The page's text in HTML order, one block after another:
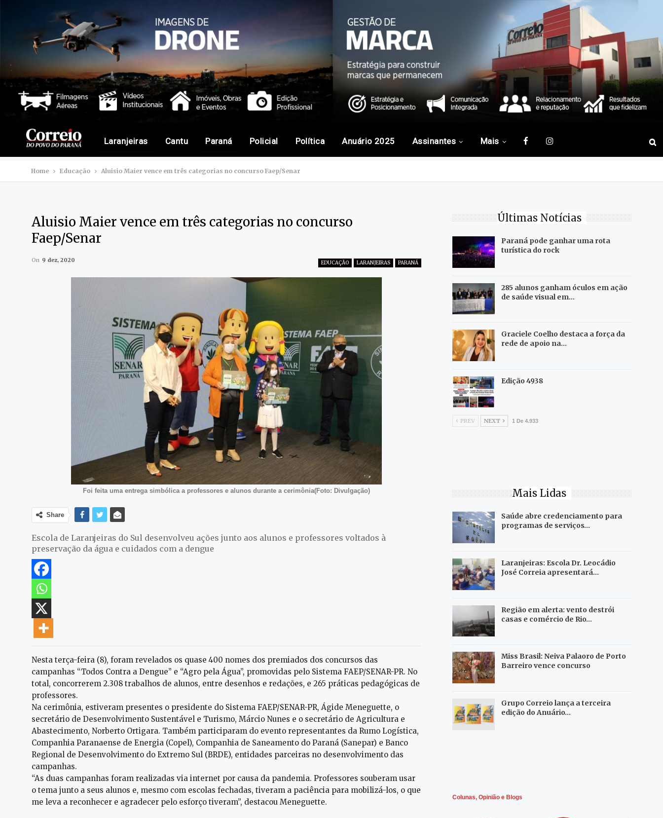
Laranjeiras Cantu Paraná Policial Política Anuário 2025 Assinantes Mais
Home Educação Aluisio Maier vence em três categorias no concurso Faep/Senar
Aluisio Maier vence em três categorias no concurso
Faep/Senar
EDUCAÇÃO LARANJEIRAS PARANÁ
On 9 dez, 2020
Foi feita uma entrega simbólica a professores e alunos durante a cerimônia(Foto: Divulgação)
Share
Escola de Laranjeiras do Sul desenvolveu ações junto aos alunos e professores voltados à
preservação da água e cuidados com a dengue
Nesta terça-feira (8), foram revelados os quase 400 nomes dos premiados dos concursos das
campanhas “Todos Contra a Dengue” e “Agro pela Água”, promovidas pelo Sistema FAEP/SENAR-PR. No
total, concorrerem 2.308 trabalhos de alunos, entre desenhos e redações, e 265 práticas pedagógicas de
professores.
Na cerimônia, estiveram presentes o presidente do Sistema FAEP/SENAR-PR, Ágide Meneguette, o
secretário de Desenvolvimento Sustentável e Turismo, Márcio Nunes e o secretário de Agricultura e
Abastecimento, Norberto Ortigara. Também participaram do evento representantes da Rumo Logística,
Companhia Paranaense de Energia (Copel), Companhia de Saneamento do Paraná (Sanepar) e Banco
Regional de Desenvolvimento do Extremo Sul (BRDE), entidades parceiras no desenvolvimento das
campanhas.
“As duas campanhas foram realizadas via internet por causa da pandemia. Professores souberam usar
o tema junto a seus alunos e, mesmo com escolas fechadas, tiveram a paciência para mobilizá-los, o que
me leva a reconhecer e agradecer pelo esforço tiveram”, destacou Meneguette.
Últimas Notícias
Paraná pode ganhar uma rota
turística do rock
285 alunos ganham óculos em ação
de saúde visual em…
Graciele Coelho destaca a força da
rede de apoio na…
Edição 4938
PREV NEXT 1 De 4.933
Mais Lidas
Saúde abre credenciamento para
programas de serviços…
Laranjeiras: Escola Dr. Leocádio
José Correia apresentará…
Região em alerta: vento destrói
casas e comércio de Rio…
Miss Brasil: Neiva Palaoro de Porto
Barreiro vence concurso
Grupo Correio lança a terceira
edição do Anuário…
Colunas, Opinião e Blogs